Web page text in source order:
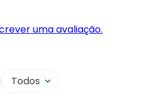
uma avaliação.
Todos